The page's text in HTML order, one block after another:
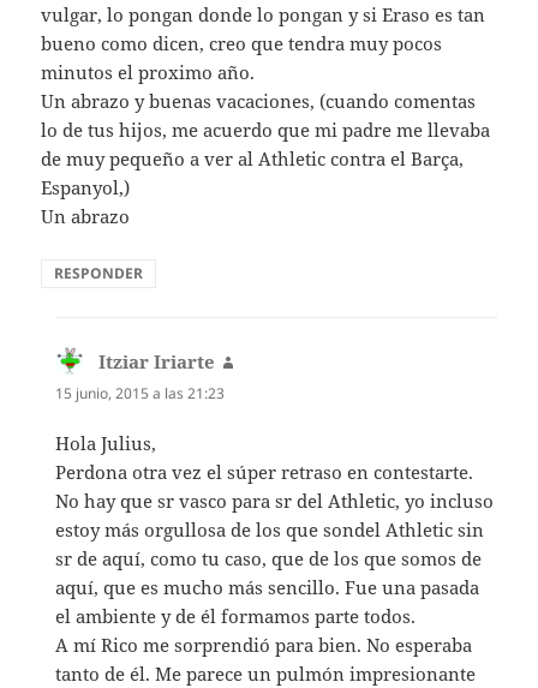
vulgar, lo pongan donde lo pongan y si Eraso es tan
bueno como dicen, creo que tendra muy pocos
minutos el proximo año.
Un abrazo y buenas vacaciones, (cuando comentas
lo de tus hijos, me acuerdo que mi padre me llevaba
de muy pequeño a ver al Athletic contra el Barça,
Espanyol,)
Un abrazo
RESPONDER
Itziar Iriarte
15 junio, 2015 a las 21:23
Hola Julius,
Perdona otra vez el súper retraso en contestarte.
No hay que sr vasco para sr del Athletic, yo incluso
estoy más orgullosa de los que sondel Athletic sin
sr de aquí, como tu caso, que de los que somos de
aquí, que es mucho más sencillo. Fue una pasada
el ambiente y de él formamos parte todos.
A mí Rico me sorprendió para bien. No esperaba
tanto de él. Me parece un pulmón impresionante